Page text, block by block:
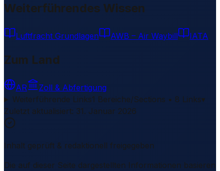
Weiterführendes Wissen
Luftfracht Grundlagen AWB – Air Waybill IATA
Zum Land
AR
Zoll & Abfertigung
Weiterführende Links1 Bereiche/Sections • 8 Links▾
Zuletzt aktualisiert: 31. Januar 2026
Inhalt geprüft & redaktionell freigegeben
Die auf dieser Seite dargestellten Informationen basieren